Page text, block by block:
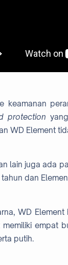
keamanan
protection
WD Element
lain juga ada
dan
WD
memiliki empat
putih.